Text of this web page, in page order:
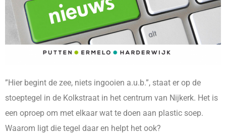
”Hier begint de zee, niets ingooien a.u.b.”, staat er op de
stoeptegel in de Kolkstraat in het centrum van Nijkerk. Het is
een oproep om met elkaar wat te doen aan plastic soep.
Waarom ligt die tegel daar en helpt het ook?